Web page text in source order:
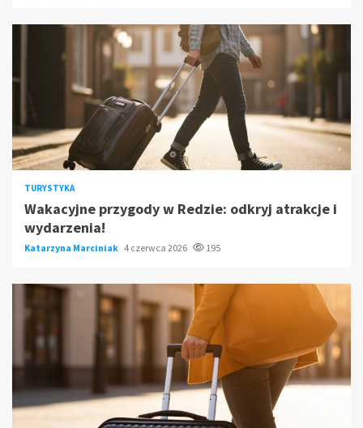
TURYSTYKA
Wakacyjne przygody w Redzie: odkryj atrakcje i
wydarzenia!
Katarzyna Marciniak 4 czerwca 2026 195